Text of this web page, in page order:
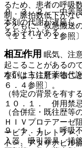
９．３．２． 中等度
本剤の代謝が遅延し
るおそれがある。
相互作用
本剤は主に肝薬物代
６．４参照〕。
１０．１． 併用禁忌
ＨＩＶプロテアーゼ
ービア、カレトラ＞
ト＞、アタザナビル
るため、患者の呼吸
制、脈拍数低下がな
とともに、救急搬送
〔１１．１．１参照〕
８．５． 眠気、注
起こることがあるの
ないよう注意するこ
（特定の背景を有す
（合併症・既往歴等
９．１．１． 呼吸
入器、吸引器具、挿